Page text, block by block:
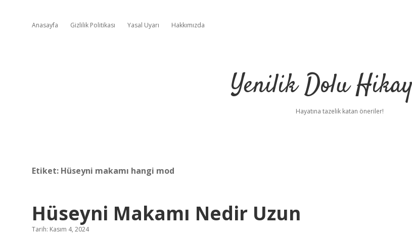
Anasayfa Gizlilik Politikası Yasal Uyarı Hakkımızda
Yenilik Dolu
Hayatına tazelik katan öneriler!
Etiket: Hüseyni makamı hangi mod
Hüseyni Makamı Nedir Uzun
Tarih: Kasım 4, 2024